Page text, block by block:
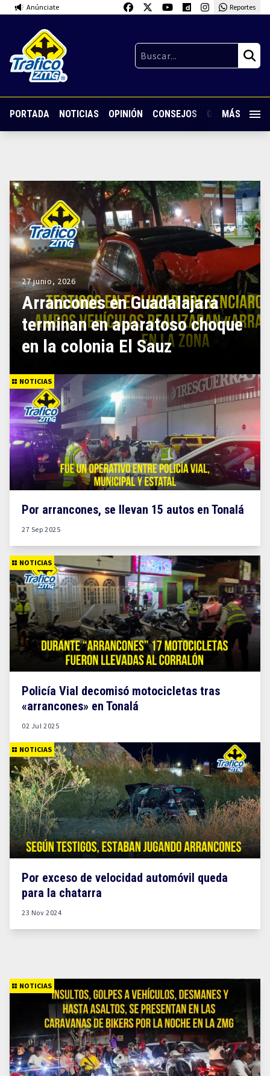
Anúnciate Reportes
PORTADA NOTICIAS OPINIÓN CONSEJOS GUARDIA
MÁS
27 junio, 2026
Arrancones en Guadalajara
terminan en aparatoso choque
en la colonia El Sauz
NOTICIAS
Por arrancones, se llevan 15 autos en Tonalá
27 Sep 2025
NOTICIAS
Policía Vial decomisó motocicletas tras
«arrancones» en Tonalá
02 Jul 2025
NOTICIAS
Por exceso de velocidad automóvil queda
para la chatarra
23 Nov 2024
NOTICIAS